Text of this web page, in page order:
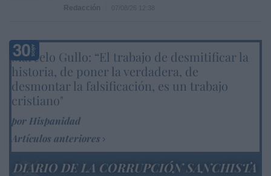
Marcelo Gullo: “El trabajo de desmitificar la
historia, de poner la verdadera, de
desmontar la falsificación, es un trabajo
cristiano"
por Hispanidad
Artículos anteriores
DIARIO DE LA CORRUPCIÓN SANCHISTA